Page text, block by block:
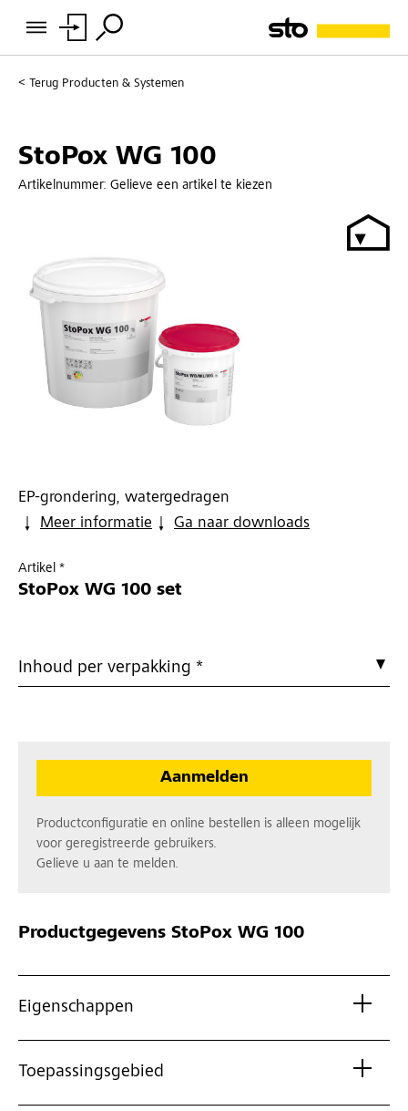
Terug Producten & Systemen
StoPox WG 100
Artikelnummer: Gelieve een artikel te kiezen
EP-grondering, watergedragen
Meer informatie
Ga naar downloads
Artikel *
StoPox WG 100 set
Inhoud per verpakking *
Aanmelden
Productconfiguratie en online bestellen is alleen mogelijk
voor geregistreerde gebruikers.
Gelieve u aan te melden.
Productgegevens StoPox WG 100
Eigenschappen
Toepassingsgebied